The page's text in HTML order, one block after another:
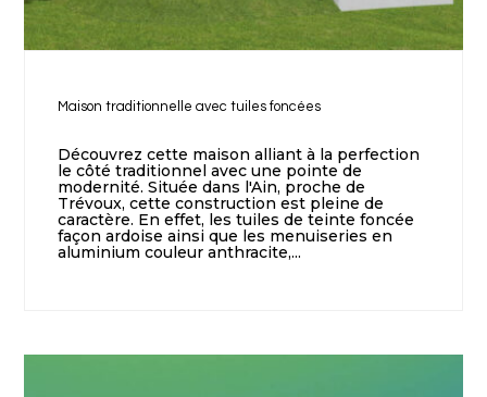
Maison traditionnelle avec tuiles foncées
Découvrez cette maison alliant à la perfection
le côté traditionnel avec une pointe de
modernité. Située dans l'Ain, proche de
Trévoux, cette construction est pleine de
caractère. En effet, les tuiles de teinte foncée
façon ardoise ainsi que les menuiseries en
aluminium couleur anthracite,...